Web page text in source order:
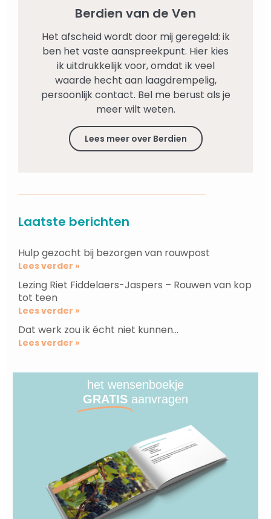
Berdien van de Ven
Het afscheid wordt door mij geregeld: ik
ben het vaste aanspreekpunt. Hier kies
ik uitdrukkelijk voor, omdat ik veel
waarde hecht aan laagdrempelig,
persoonlijk contact. Bel me berust als je
meer wilt weten.
Lees meer over Berdien
Laatste berichten
Hulp gezocht bij bezorgen van rouwpost
Lees verder »
Lezing Riet Fiddelaers-Jaspers – Rouwen van kop
tot teen
Lees verder »
Dat werk zou ik écht niet kunnen…
Lees verder »
het wensenboekje
GRATIS aanvragen